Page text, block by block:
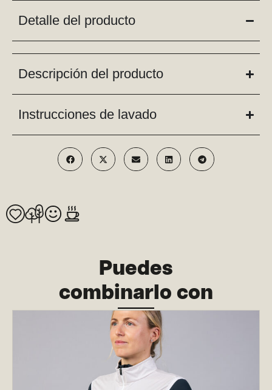
Detalle del producto
Descripción del producto
Instrucciones de lavado
Puedes
combinarlo con